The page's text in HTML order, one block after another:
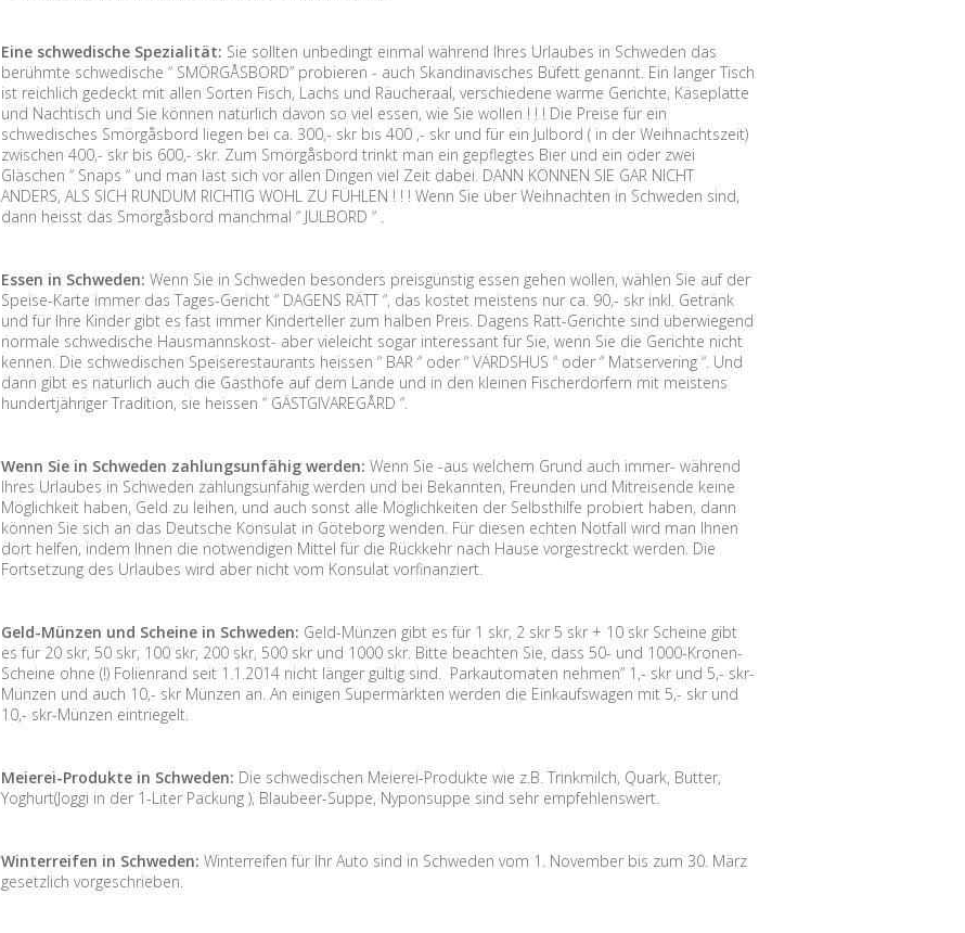
Eine schwedische Spezialität: Sie sollten unbedingt einmal während Ihres Urlaubes in Schweden das
berühmte schwedische “ SMÖRGÅSBORD” probieren - auch Skandinavisches Büfett genannt. Ein langer Tisch
ist reichlich gedeckt mit allen Sorten Fisch, Lachs und Räucheraal, verschiedene warme Gerichte, Käseplatte
und Nachtisch und Sie können natürlich davon so viel essen, wie Sie wollen ! ! ! Die Preise für ein
schwedisches Smörgåsbord liegen bei ca. 300,- skr bis 400 ,- skr und für ein Julbord ( in der Weihnachtszeit)
zwischen 400,- skr bis 600,- skr. Zum Smörgåsbord trinkt man ein gepflegtes Bier und ein oder zwei
Gläschen “ Snaps “ und man läst sich vor allen Dingen viel Zeit dabei. DANN KÖNNEN SIE GAR NICHT
ANDERS, ALS SICH RUNDUM RICHTIG WOHL ZU FÜHLEN ! ! ! Wenn Sie über Weihnachten in Schweden sind,
dann heisst das Smörgåsbord manchmal “ JULBORD “ .
Essen in Schweden: Wenn Sie in Schweden besonders preisgünstig essen gehen wollen, wählen Sie auf der
Speise-Karte immer das Tages-Gericht “ DAGENS RÄTT “, das kostet meistens nur ca. 90,- skr inkl. Getränk
und für Ihre Kinder gibt es fast immer Kinderteller zum halben Preis. Dagens Rätt-Gerichte sind überwiegend
normale schwedische Hausmannskost- aber vieleicht sogar interessant für Sie, wenn Sie die Gerichte nicht
kennen. Die schwedischen Speiserestaurants heissen “ BAR “ oder “ VÄRDSHUS “ oder “ Matservering “. Und
dann gibt es natürlich auch die Gasthöfe auf dem Lande und in den kleinen Fischerdörfern mit meistens
hundertjähriger Tradition, sie heissen “ GÄSTGIVAREGÅRD “.
Wenn Sie in Schweden zahlungsunfähig werden: Wenn Sie -aus welchem Grund auch immer- während
Ihres Urlaubes in Schweden zahlungsunfähig werden und bei Bekannten, Freunden und Mitreisende keine
Möglichkeit haben, Geld zu leihen, und auch sonst alle Möglichkeiten der Selbsthilfe probiert haben, dann
können Sie sich an das Deutsche Konsulat in Göteborg wenden. Für diesen echten Notfall wird man Ihnen
dort helfen, indem Ihnen die notwendigen Mittel für die Rückkehr nach Hause vorgestreckt werden. Die
Fortsetzung des Urlaubes wird aber nicht vom Konsulat vorfinanziert.
Geld-Münzen und Scheine in Schweden: Geld-Münzen gibt es für 1 skr, 2 skr 5 skr + 10 skr Scheine gibt
es für 20 skr, 50 skr, 100 skr, 200 skr, 500 skr und 1000 skr. Bitte beachten Sie, dass 50- und 1000-Kronen-
Scheine ohne (!) Folienrand seit 1.1.2014 nicht länger gültig sind. Parkautomaten nehmen” 1,- skr und 5,- skr-
Münzen und auch 10,- skr Münzen an. An einigen Supermärkten werden die Einkaufswagen mit 5,- skr und
10,- skr-Münzen eintriegelt.
Meierei-Produkte in Schweden: Die schwedischen Meierei-Produkte wie z.B. Trinkmilch, Quark, Butter,
Yoghurt(Joggi in der 1-Liter Packung ), Blaubeer-Suppe, Nyponsuppe sind sehr empfehlenswert.
Winterreifen in Schweden: Winterreifen für Ihr Auto sind in Schweden vom 1. November bis zum 30. März
gesetzlich vorgeschrieben.